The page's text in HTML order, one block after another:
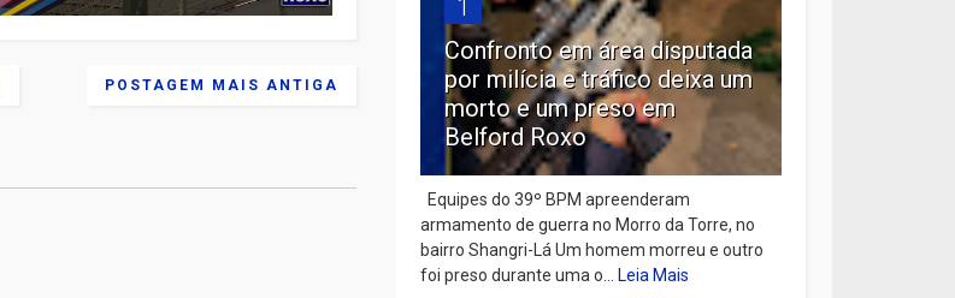
POSTAGEM MAIS ANTIGA
1
Confronto em área disputada
por milícia e tráfico deixa um
morto e um preso em
Belford Roxo
Equipes do 39º BPM apreenderam
armamento de guerra no Morro da Torre, no
bairro Shangri-Lá Um homem morreu e outro
foi preso durante uma o...Leia Mais